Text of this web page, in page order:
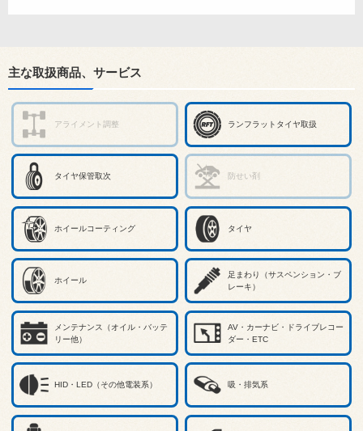
主な取扱商品、サービス
アライメント調整 ランフラットタイヤ取扱
タイヤ保管取次 防せい剤
ホイールコーティング タイヤ
ホイール
足まわり（サスペンション・ブ
レーキ）
メンテナンス（オイル・バッテ
リー他）
AV・カーナビ・ドライブレコー
ダー・ETC
HID・LED（その他電装系） 吸・排気系